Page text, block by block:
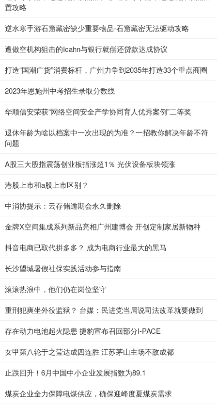
置攻略
逆水寒手游石窟藏密缺少重要物品-石窟藏密无法驱动攻略
遭做空机构狙击的Icahn与银行就偿还贷款达成协议
打造“国潮广货”消费标杆，广州力争到2035年打造33个重点商圈
2023年恩施州中考招生录取分数线
华顺信安荣获“网络空间安全产学协同育人优秀案例”二等奖
退休年龄为啥以档案中一次出现的为准？一招教你解决年龄不符
问题
A股三大股指震荡创业板指涨超1％ 光伏设备板块领涨
港股上市和a股上市区别？
中消协提示：云存储逾期会永久删除
金牌X空间集成系列新品亮相广州建博会 开创定制家居新物种
抖音电商已取代拼多多？ 成为电商行业最大的黑马
长沙望城暑假社保实践活动参与指南
滚滚热浪中，他们仍在岗位坚守
重刑犯爽坐外役监狱？ 台媒：民进党当局说司法改革就要做到
存在动力电池起火隐患 捷豹宣布召回部分I-PACE
女甲第八轮于之莹达成四连胜 江苏茅山主场不敌成都
止跌回升！6月中国中小企业发展指数为89.1
煤炭企业全力保障电煤供应，确保迎峰度夏煤炭需求